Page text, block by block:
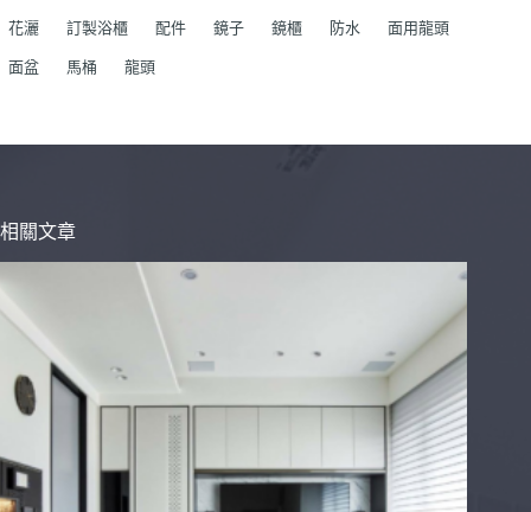
花灑 訂製浴櫃 配件 鏡子 鏡櫃 防水 面用龍頭
面盆 馬桶 龍頭
相關文章